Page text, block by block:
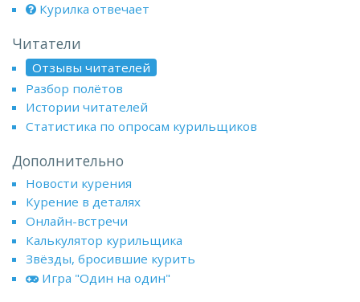
Курилка отвечает
Читатели
Отзывы читателей
Разбор полётов
Истории читателей
Статистика по опросам курильщиков
Дополнительно
Новости курения
Курение в деталях
Онлайн-встречи
Калькулятор курильщика
Звёзды, бросившие курить
Игра "Один на один"